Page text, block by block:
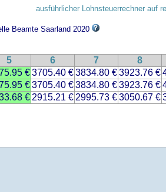
ausführlicher Lohnsteuerrechner auf
Beamte Saarland 2020
5 6 7 8
€3705.40 €3834.80 €3923.76 €
€3705.40 €3834.80 €3923.76 €
€ 2915.21 € 2995.73 €3050.67 €